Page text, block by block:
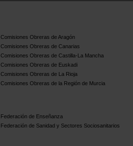
Comisiones Obreras de Aragón
Comisiones Obreras de Canarias
Comisiones Obreras de Castilla-La Mancha
Comisiones Obreras de Euskadi
Comisiones Obreras de La Rioja
Comisiones Obreras de la Región de Murcia
Federación de Enseñanza
Federación de Sanidad y Sectores Sociosanitarios